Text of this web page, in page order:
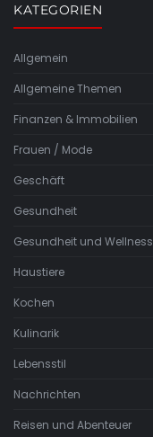
KATEGORIEN
Allgemein
Allgemeine Themen
Finanzen & Immobilien
Frauen / Mode
Geschäft
Gesundheit
Gesundheit und Wellness
Haustiere
Kochen
Kulinarik
Lebensstil
Nachrichten
Reisen und Abenteuer